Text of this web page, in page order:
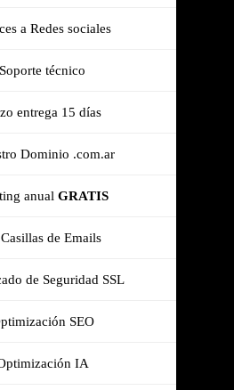
a Redes sociales
Soporte técnico
entrega 15 días
Dominio .com.ar
anual GRATIS
de Emails
de Seguridad SSL
SEO
IA